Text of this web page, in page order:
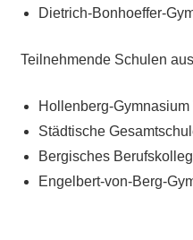
Dietrich-Bonhoeffer-
Teilnehmende Schulen
Hollenberg-Gymnasium
Städtische
Bergisches
Engelbert-von-Berg-